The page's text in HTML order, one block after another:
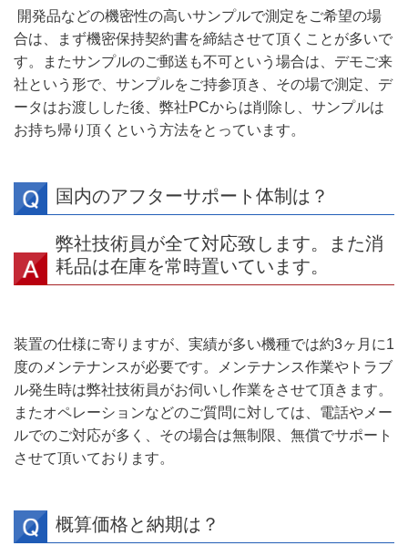
開発品などの機密性の高いサンプルで測定をご希望の場
合は、まず機密保持契約書を締結させて頂くことが多いで
す。またサンプルのご郵送も不可という場合は、デモご来
社という形で、サンプルをご持参頂き、その場で測定、デ
ータはお渡しした後、弊社PCからは削除し、サンプルは
お持ち帰り頂くという方法をとっています。
国内のアフターサポート体制は？
弊社技術員が全て対応致します。また消
耗品は在庫を常時置いています。
装置の仕様に寄りますが、実績が多い機種では約3ヶ月に1
度のメンテナンスが必要です。メンテナンス作業やトラブ
ル発生時は弊社技術員がお伺いし作業をさせて頂きます。
またオペレーションなどのご質問に対しては、電話やメー
ルでのご対応が多く、その場合は無制限、無償でサポート
させて頂いております。
概算価格と納期は？